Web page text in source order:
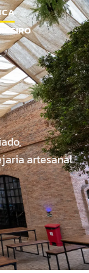
artesanal